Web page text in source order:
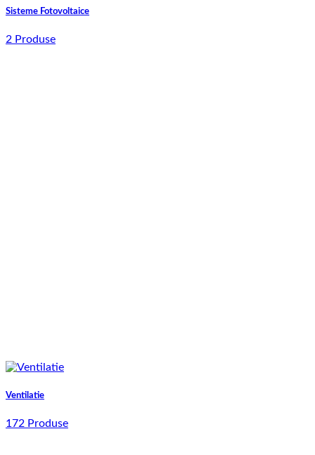
Sisteme Fotovoltaice
2 Produse
Ventilatie
172 Produse